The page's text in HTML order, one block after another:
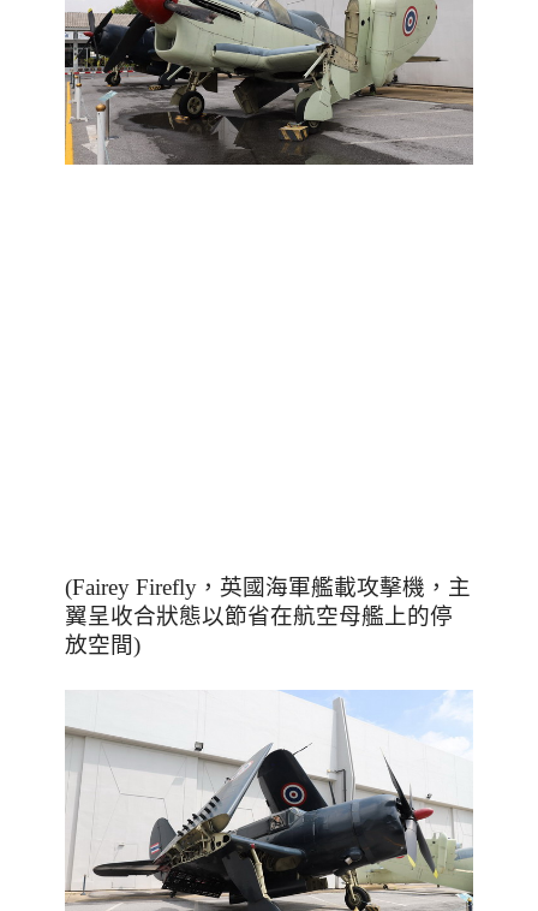
(Fairey Firefly ，英國海軍艦載攻擊機，主
翼呈收合狀態以節省在航空母艦上的停
放空間)